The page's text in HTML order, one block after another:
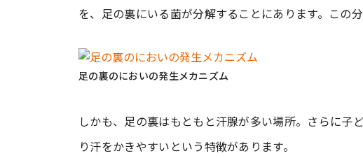
を、足の裏にいる菌が分解することにあります。この
足の裏のにおいの発生メカニズム
しかも、足の裏はもともと汗腺が多い場所。さらに子
り汗をかきやすいという特徴があります。